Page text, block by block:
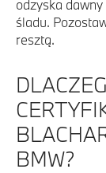
odzyska
śladu.
resztą.
BMW?